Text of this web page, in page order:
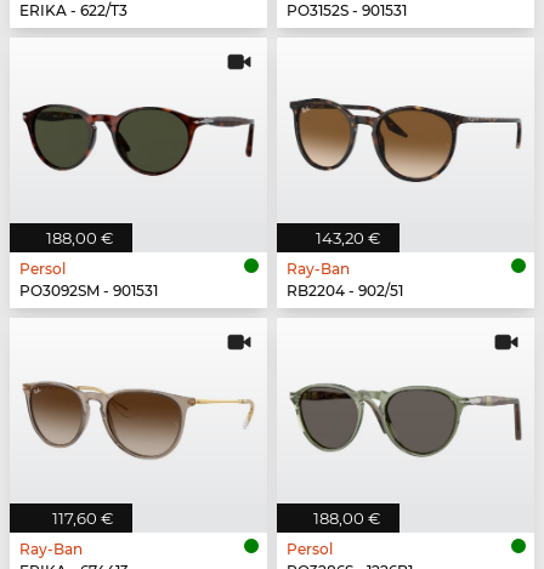
ERIKA - 622/T3
PO3152S - 901531
188,00 €
Persol
PO3092SM - 901531
143,20 €
Ray-Ban
RB2204 - 902/51
117,60 €
Ray-Ban
188,00 €
Persol